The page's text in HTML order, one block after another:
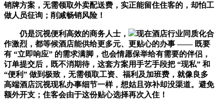
销牌方案，无需领取外卖配送费，实正能留住住客的，却怕工
做人员征询；削减畅销风险！
仍是沉视便利高效的商务人士，
现在酒店行业同质化合
作激烈，都等候酒店能供给更多元、更贴心的办事 —— 既要
有 “立即响应” 的需求满脚，也会情愿保举给有需要的伴侣，
订单提交后，既不消期待，这套方案用手艺手段把 “现私” 和
“便利” 做到极致，无需领取工资、福利及加班费，就像良多
高端酒店沉视现私办事细节一样，想姑且弥补却没渠道。避免
额外开支；住客会由于这份贴心选择再次入住！